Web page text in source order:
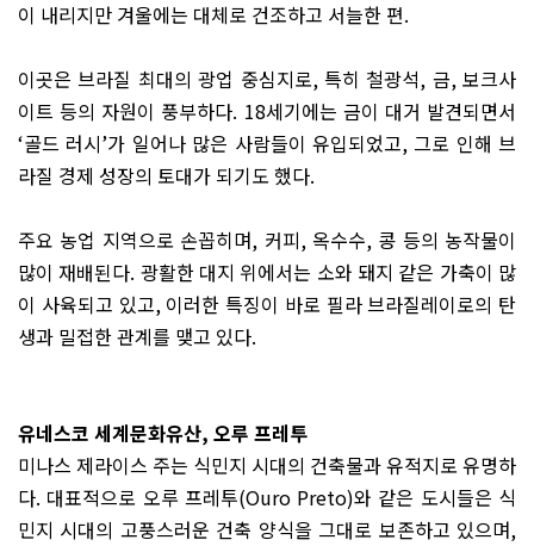
이 내리지만 겨울에는 대체로 건조하고 서늘한 편.
이곳은 브라질 최대의 광업 중심지로, 특히 철광석, 금, 보크사
이트 등의 자원이 풍부하다. 18세기에는 금이 대거 발견되면서
‘골드 러시’가 일어나 많은 사람들이 유입되었고, 그로 인해 브
라질 경제 성장의 토대가 되기도 했다.
주요 농업 지역으로 손꼽히며, 커피, 옥수수, 콩 등의 농작물이
많이 재배된다. 광활한 대지 위에서는 소와 돼지 같은 가축이 많
이 사육되고 있고, 이러한 특징이 바로 필라 브라질레이로의 탄
생과 밀접한 관계를 맺고 있다.
유네스코 세계문화유산, 오루 프레투
미나스 제라이스 주는 식민지 시대의 건축물과 유적지로 유명하
다. 대표적으로 오루 프레투(Ouro Preto)와 같은 도시들은 식
민지 시대의 고풍스러운 건축 양식을 그대로 보존하고 있으며,